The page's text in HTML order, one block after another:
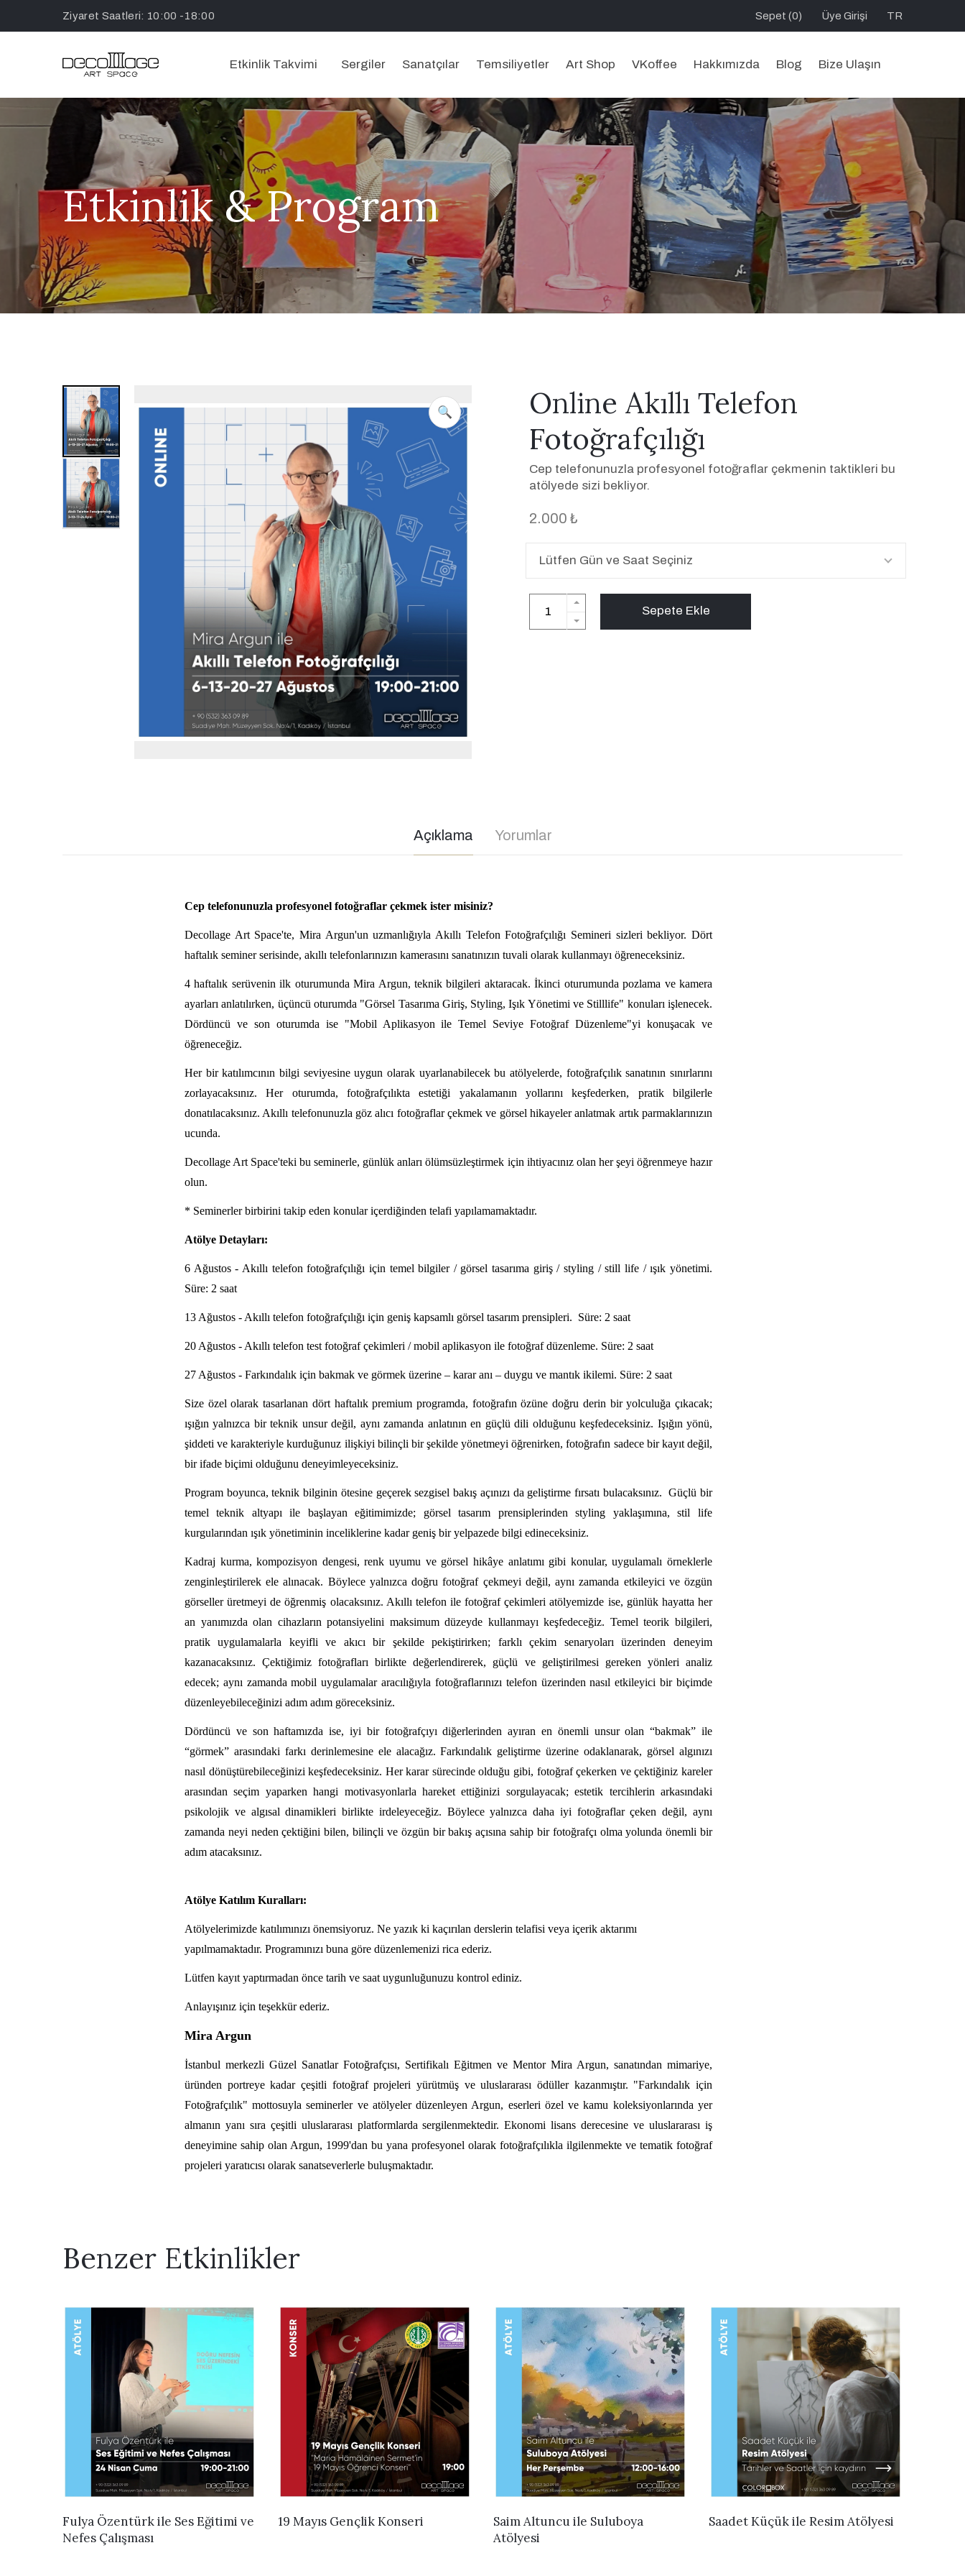
Ziyaret Saatleri: 10:00 -18:00 Sepet (0) Üye Girişi TR
Etkinlik Takvimi Sergiler Sanatçılar Temsiliyetler Art Shop VKoffee Hakkımızda Blog Bize Ulaşın
Etkinlik & Program
🔍
Online Akıllı Telefon
Fotoğrafçılığı
Cep telefonunuzla profesyonel fotoğraflar çekmenin taktikleri bu
atölyede sizi bekliyor.
2.000 ₺
Lütfen Gün ve Saat Seçiniz
Sepete Ekle
Açıklama Yorumlar
Cep telefonunuzla profesyonel fotoğraflar çekmek ister misiniz?
Decollage Art Space'te, Mira Argun'un uzmanlığıyla Akıllı Telefon Fotoğrafçılığı Semineri sizleri bekliyor. Dört
haftalık seminer serisinde, akıllı telefonlarınızın kamerasını sanatınızın tuvali olarak kullanmayı öğreneceksiniz.
4 haftalık serüvenin ilk oturumunda Mira Argun, teknik bilgileri aktaracak. İkinci oturumunda pozlama ve kamera
ayarları anlatılırken, üçüncü oturumda "Görsel Tasarıma Giriş, Styling, Işık Yönetimi ve Stilllife" konuları işlenecek.
Dördüncü ve son oturumda ise "Mobil Aplikasyon ile Temel Seviye Fotoğraf Düzenleme"yi konuşacak ve
öğreneceğiz.
Her bir katılımcının bilgi seviyesine uygun olarak uyarlanabilecek bu atölyelerde, fotoğrafçılık sanatının sınırlarını
zorlayacaksınız. Her oturumda, fotoğrafçılıkta estetiği yakalamanın yollarını keşfederken, pratik bilgilerle
donatılacaksınız. Akıllı telefonunuzla göz alıcı fotoğraflar çekmek ve görsel hikayeler anlatmak artık parmaklarınızın
ucunda.
Decollage Art Space'teki bu seminerle, günlük anları ölümsüzleştirmek için ihtiyacınız olan her şeyi öğrenmeye hazır
olun.
* Seminerler birbirini takip eden konular içerdiğinden telafi yapılamamaktadır.
Atölye Detayları:
6 Ağustos - Akıllı telefon fotoğrafçılığı için temel bilgiler / görsel tasarıma giriş / styling / still life / ışık yönetimi.
Süre: 2 saat
13 Ağustos - Akıllı telefon fotoğrafçılığı için geniş kapsamlı görsel tasarım prensipleri. Süre: 2 saat
20 Ağustos - Akıllı telefon test fotoğraf çekimleri / mobil aplikasyon ile fotoğraf düzenleme. Süre: 2 saat
27 Ağustos - Farkındalık için bakmak ve görmek üzerine – karar anı – duygu ve mantık ikilemi. Süre: 2 saat
Size özel olarak tasarlanan dört haftalık premium programda, fotoğrafın özüne doğru derin bir yolculuğa çıkacak;
ışığın yalnızca bir teknik unsur değil, aynı zamanda anlatının en güçlü dili olduğunu keşfedeceksiniz. Işığın yönü,
şiddeti ve karakteriyle kurduğunuz ilişkiyi bilinçli bir şekilde yönetmeyi öğrenirken, fotoğrafın sadece bir kayıt değil,
bir ifade biçimi olduğunu deneyimleyeceksiniz.
Program boyunca, teknik bilginin ötesine geçerek sezgisel bakış açınızı da geliştirme fırsatı bulacaksınız. Güçlü bir
temel teknik altyapı ile başlayan eğitimimizde; görsel tasarım prensiplerinden styling yaklaşımına, stil life
kurgularından ışık yönetiminin inceliklerine kadar geniş bir yelpazede bilgi edineceksiniz.
Kadraj kurma, kompozisyon dengesi, renk uyumu ve görsel hikâye anlatımı gibi konular, uygulamalı örneklerle
zenginleştirilerek ele alınacak. Böylece yalnızca doğru fotoğraf çekmeyi değil, aynı zamanda etkileyici ve özgün
görseller üretmeyi de öğrenmiş olacaksınız. Akıllı telefon ile fotoğraf çekimleri atölyemizde ise, günlük hayatta her
an yanımızda olan cihazların potansiyelini maksimum düzeyde kullanmayı keşfedeceğiz. Temel teorik bilgileri,
pratik uygulamalarla keyifli ve akıcı bir şekilde pekiştirirken; farklı çekim senaryoları üzerinden deneyim
kazanacaksınız. Çektiğimiz fotoğrafları birlikte değerlendirerek, güçlü ve geliştirilmesi gereken yönleri analiz
edecek; aynı zamanda mobil uygulamalar aracılığıyla fotoğraflarınızı telefon üzerinden nasıl etkileyici bir biçimde
düzenleyebileceğinizi adım adım göreceksiniz.
Dördüncü ve son haftamızda ise, iyi bir fotoğrafçıyı diğerlerinden ayıran en önemli unsur olan “bakmak” ile
“görmek” arasındaki farkı derinlemesine ele alacağız. Farkındalık geliştirme üzerine odaklanarak, görsel algınızı
nasıl dönüştürebileceğinizi keşfedeceksiniz. Her karar sürecinde olduğu gibi, fotoğraf çekerken ve çektiğiniz kareler
arasından seçim yaparken hangi motivasyonlarla hareket ettiğinizi sorgulayacak; estetik tercihlerin arkasındaki
psikolojik ve algısal dinamikleri birlikte irdeleyeceğiz. Böylece yalnızca daha iyi fotoğraflar çeken değil, aynı
zamanda neyi neden çektiğini bilen, bilinçli ve özgün bir bakış açısına sahip bir fotoğrafçı olma yolunda önemli bir
adım atacaksınız.
Atölye Katılım Kuralları:
Atölyelerimizde katılımınızı önemsiyoruz. Ne yazık ki kaçırılan derslerin telafisi veya içerik aktarımı
yapılmamaktadır. Programınızı buna göre düzenlemenizi rica ederiz.
Lütfen kayıt yaptırmadan önce tarih ve saat uygunluğunuzu kontrol ediniz.
Anlayışınız için teşekkür ederiz.
Mira Argun
İstanbul merkezli Güzel Sanatlar Fotoğrafçısı, Sertifikalı Eğitmen ve Mentor Mira Argun, sanatından mimariye,
üründen portreye kadar çeşitli fotoğraf projeleri yürütmüş ve uluslararası ödüller kazanmıştır. "Farkındalık için
Fotoğrafçılık" mottosuyla seminerler ve atölyeler düzenleyen Argun, eserleri özel ve kamu koleksiyonlarında yer
almanın yanı sıra çeşitli uluslararası platformlarda sergilenmektedir. Ekonomi lisans derecesine ve uluslararası iş
deneyimine sahip olan Argun, 1999'dan bu yana profesyonel olarak fotoğrafçılıkla ilgilenmekte ve tematik fotoğraf
projeleri yaratıcısı olarak sanatseverlerle buluşmaktadır.
Benzer Etkinlikler
İNCELE
Fulya Özentürk ile Ses Eğitimi ve
Nefes Çalışması
İNCELE
19 Mayıs Gençlik Konseri İNCELE
Saim Altuncu ile Suluboya
Atölyesi
İNCELE
Saadet Küçük ile Resim Atölyesi